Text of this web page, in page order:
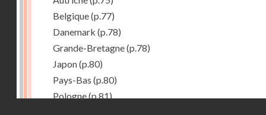
Belgique(p.77)
Danemark (p.78)
Grande-Bretagne(p.78)
Japon(p.80)
Pays-Bas (p.80)
Pologne(p.81)